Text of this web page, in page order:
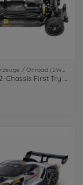
RC Straßenfahrzeuge / Onroad (2WD/4WD)